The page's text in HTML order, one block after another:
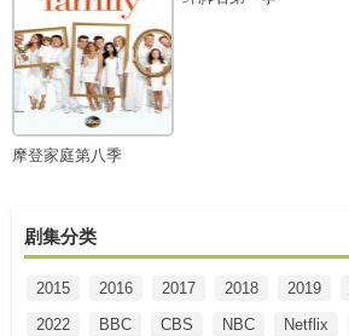
摩登家庭第八季
剧集分类
2015 2016 2017 2018 2019
2022
BBC CBS NBC Netflix